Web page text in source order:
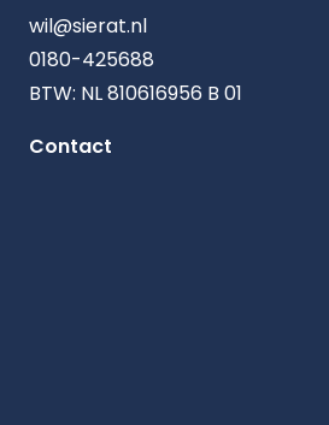
wil@sierat.nl
0180-425688
BTW: NL 810616956 B 01
Contact